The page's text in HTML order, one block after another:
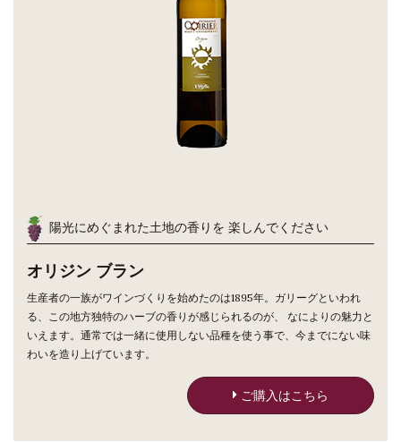
陽光にめぐまれた土地の香りを 楽しんでください
オリジン ブラン
生産者の一族がワインづくりを始めたのは1895年。ガリーグといわれ
る、この地方独特のハーブの香りが感じられるのが、 なによりの魅力と
いえます。通常では一緒に使用しない品種を使う事で、今までにない味
わいを造り上げています。
ご購入はこちら